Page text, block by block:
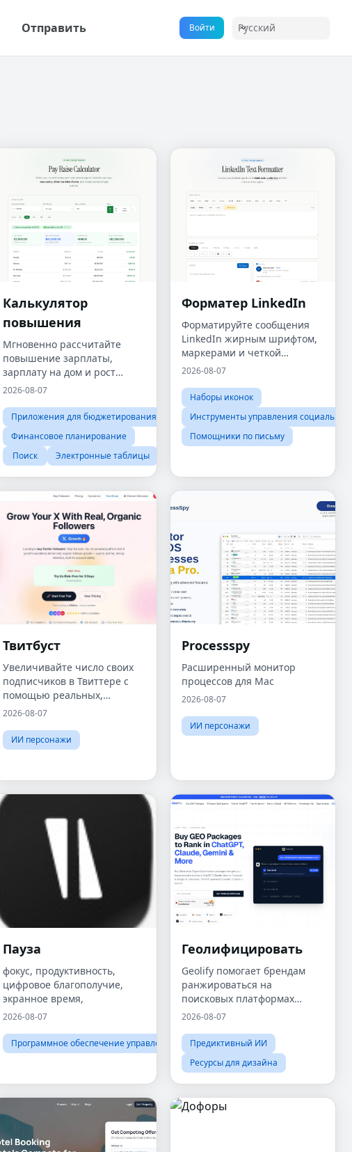
Отправить Войти Русский
Калькулятор
повышения
Мгновенно рассчитайте
повышение зарплаты,
зарплату на дом и рост
реального дохода
2026-08-07
Приложения для бюджетирования
Финансовое планирование
Поиск
Электронные таблицы
Форматер LinkedIn
Форматируйте сообщения
LinkedIn жирным шрифтом,
маркерами и четкой
структурой за считанные
2026-08-07
Наборы иконок
Инструменты управления
Помощники по письму
Твитбуст
Увеличивайте число своих
подписчиков в Твиттере с
помощью реальных,
органических подписчиков
интеллекта, без ботов и
дропов.
2026-08-07
ИИ персонажи
Processspy
Расширенный монитор
процессов для Mac
2026-08-07
ИИ персонажи
Пауза
фокус, продуктивность,
цифровое благополучие,
экранное время,
2026-08-07
Программное обеспечение управления проектами
Геолифицировать
Geolify помогает брендам
ранжироваться на
поисковых платформах
искусственного интеллекта,
Claude и Perplexity,
посредством генеративной
оптимизации двигателя
(GEO).
2026-08-07
Предиктивный ИИ
Ресурсы для дизайна